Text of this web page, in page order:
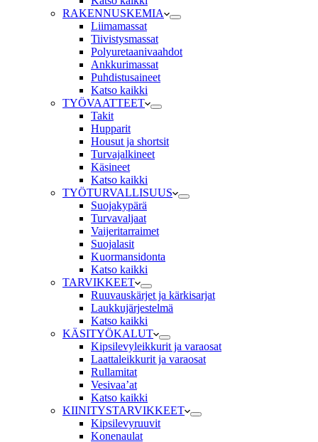
RAKENNUSKEMIA
Liimamassat
Tiivistysmassat
Polyuretaanivaahdot
Ankkurimassat
Puhdistusaineet
Katso kaikki
TYÖVAATTEET
Takit
Hupparit
Housut ja shortsit
Turvajalkineet
Käsineet
Katso kaikki
TYÖTURVALLISUUS
Suojakypärä
Turvavaljaat
Vaijeritarraimet
Suojalasit
Kuormansidonta
Katso kaikki
TARVIKKEET
Ruuvauskärjet ja kärkisarjat
Laukkujärjestelmä
Katso kaikki
KÄSITYÖKALUT
Kipsilevyleikkurit ja varaosat
Laattaleikkurit ja varaosat
Rullamitat
Vesivaa’at
Katso kaikki
KIINITYSTARVIKKEET
Kipsilevyruuvit
Konenaulat